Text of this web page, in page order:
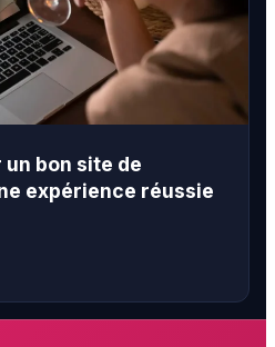
bon site de
expérience réussie